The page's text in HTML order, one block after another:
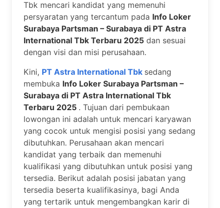
Tbk mencari kandidat yang memenuhi
persyaratan yang tercantum pada Info Loker
Surabaya Partsman – Surabaya di PT Astra
International Tbk Terbaru 2025 dan sesuai
dengan visi dan misi perusahaan.
Kini, PT Astra International Tbk sedang
membuka Info Loker Surabaya Partsman –
Surabaya di PT Astra International Tbk
Terbaru 2025 . Tujuan dari pembukaan
lowongan ini adalah untuk mencari karyawan
yang cocok untuk mengisi posisi yang sedang
dibutuhkan. Perusahaan akan mencari
kandidat yang terbaik dan memenuhi
kualifikasi yang dibutuhkan untuk posisi yang
tersedia. Berikut adalah posisi jabatan yang
tersedia beserta kualifikasinya, bagi Anda
yang tertarik untuk mengembangkan karir di